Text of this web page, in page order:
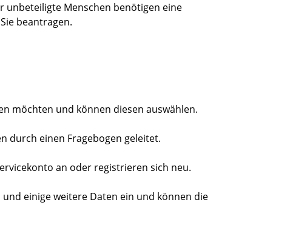
unbeteiligte Menschen benötigen eine
beantragen.
möchten und können diesen auswählen.
durch einen Fragebogen geleitet.
an oder registrieren sich neu.
einige weitere Daten ein und können die